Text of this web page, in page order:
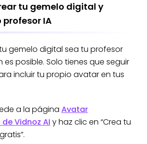
tu gemelo digital y
IA
gemelo digital sea tu profesor
es posible. Solo tienes que seguir
incluir tu propio avatar en tus
a la página Avatar
Vidnoz AI y haz clic en “Crea tu